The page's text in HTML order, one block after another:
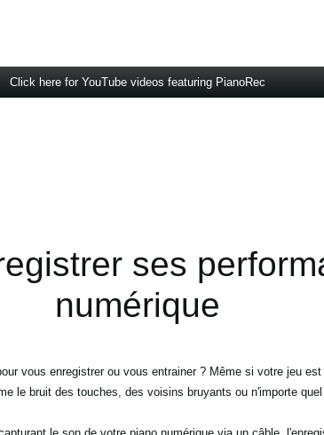
Click here for YouTube videos featuring PianoRec
ses
numérique
vous enregistrer ou vous entrainer ? Même si votre jeu
le bruit des touches, des voisins bruyants ou n'importe
le son de votre piano numérique via un câble,